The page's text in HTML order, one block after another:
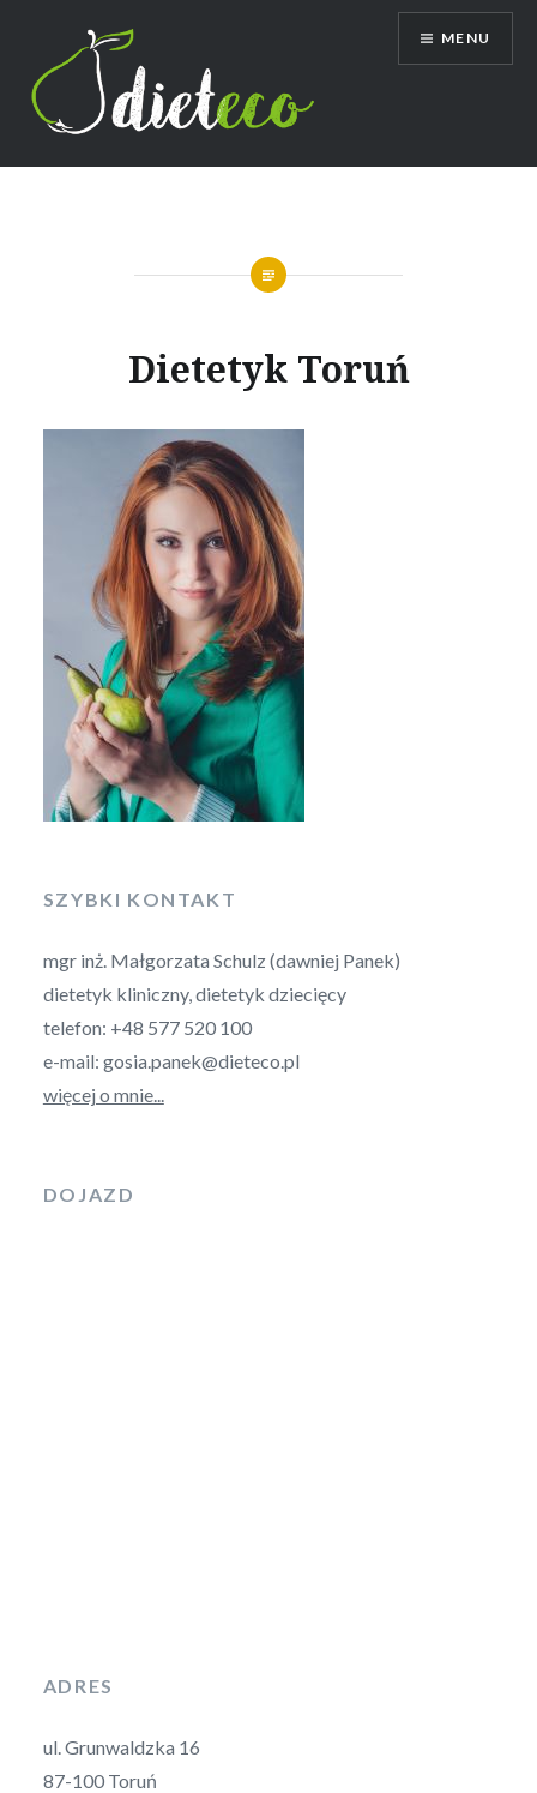
treści
Dietetyk Bydgoszcz Toruń, poradnia
MENU
Dietetyk Toruń
SZYBKI KONTAKT
mgr inż. Małgorzata Schulz (dawniej Panek)
dietetyk kliniczny, dietetyk dziecięcy
telefon: +48 577 520 100
e-mail: gosia.panek@dieteco.pl
więcej o mnie...
DOJAZD
ADRES
ul. Grunwaldzka 16
87-100 Toruń